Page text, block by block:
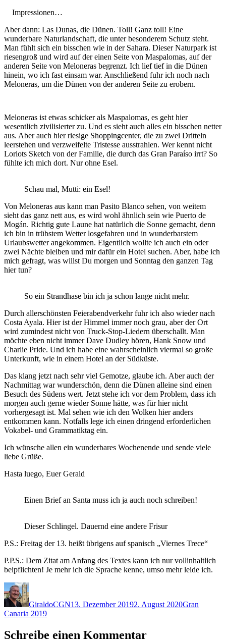
Impressionen…
Aber dann: Las Dunas, die Dünen. Toll! Ganz toll! Eine
wunderbare Naturlandschaft, die unter besonderem Schutz steht.
Man fühlt sich ein bisschen wie in der Sahara. Dieser Naturpark ist
riesengroß und wird auf der einen Seite von Maspalomas, auf der
anderen Seite von Meloneras begrenzt. Ich lief tief in die Dünen
hinein, wo ich fast einsam war. Anschließend fuhr ich noch nach
Meloneras, um die Dünen von der anderen Seite zu erobern.
Meloneras ist etwas schicker als Maspalomas, es geht hier
wesentlich zivilisierter zu. Und es sieht auch alles ein bisschen netter
aus. Aber auch hier riesige Shoppingcenter, die zu zwei Dritteln
leerstehen und verzweifelte Tristesse ausstrahlen. Wer kennt nicht
Loriots Sketch von der Familie, die durch das Gran Paraíso irrt? So
fühlte ich mich dort. Nur ohne Esel.
Schau mal, Mutti: ein Esel!
Von Meloneras aus kann man Pasito Blanco sehen, von weitem
sieht das ganz nett aus, es wird wohl ähnlich sein wie Puerto de
Mogán. Richtig gute Laune hat natürlich die Sonne gemacht, denn
ich bin in trübstem Wetter losgefahren und in wunderbarstem
Urlaubswetter angekommen. Eigentlich wollte ich auch ein oder
zwei Nächte bleiben und mir dafür ein Hotel suchen. Aber, habe ich
mich gefragt, was willst Du morgen und Sonntag den ganzen Tag
hier tun?
So ein Strandhase bin ich ja schon lange nicht mehr.
Durch allerschönsten Feierabendverkehr fuhr ich also wieder nach
Costa Ayala. Hier ist der Himmel immer noch grau, aber der Ort
wird zumindest nicht von Truck-Stop-Liedern überschallt. Man
möchte eben nicht immer Dave Dudley hören, Hank Snow und
Charlie Pride. Und ich habe eine wahrscheinlich viermal so große
Unterkunft, wie in einem Hotel an der Südküste.
Das klang jetzt nach sehr viel Gemotze, glaube ich. Aber auch der
Nachmittag war wunderschön, denn die Dünen alleine sind einen
Besuch des Südens wert. Jetzt stehe ich vor dem Problem, dass ich
morgen auch gerne wieder Sonne hätte, was für hier nicht
vorhergesagt ist. Mal sehen wie ich den Wolken hier anders
entkommen kann. Notfalls lege ich einen dringend erforderlichen
Vokabel- und Grammatiktag ein.
Ich wünsche allen ein wunderbares Wochenende und sende viele
liebe Grüße.
Hasta luego, Euer Gerald
Einen Brief an Santa muss ich ja auch noch schreiben!
Dieser Schlingel. Dauernd eine andere Frisur
P.S.: Freitag der 13. heißt übrigens auf spanisch „Viernes Trece“
P.P.S.: Dem Zitat am Anfang des Textes kann ich nur vollinhaltlich
beipflichten! Je mehr ich die Sprache kenne, umso mehr leide ich.
Autor
GiraldoCGN13. Dezember 20192. August 2020Gran
Canaria 2019
Schreibe einen Kommentar